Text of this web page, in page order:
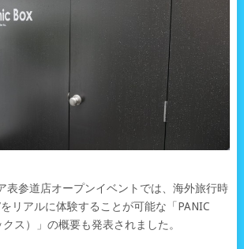
表参道店オープンイベントでは、海外旅行時
リアルに体験することが可能な「PANIC
ス）」の概要も発表されました。